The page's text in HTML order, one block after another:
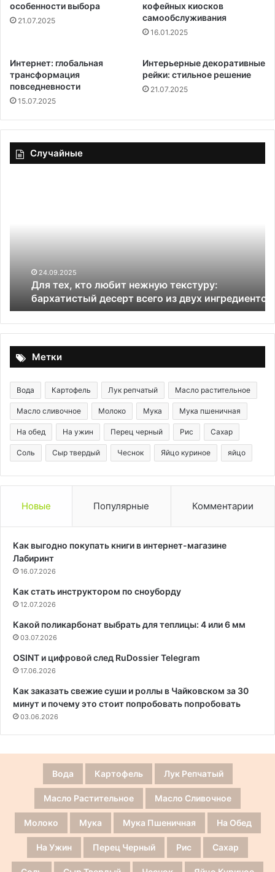
особенности выбора
21.07.2025
кофейных киосков
самообслуживания
16.01.2025
Интернет: глобальная
трансформация
повседневности
15.07.2025
Интерьерные декоративные
рейки: стильное решение
21.07.2025
Случайные
десерт
двух
ингредиентов
24.09.2025
Для тех, кто любит нежную текстуру:
бархатистый десерт всего из двух ингредиентов
от
в
Метки
Вода Картофель Лук репчатый Масло растительное
Масло сливочное Молоко Мука Мука пшеничная
На обед На ужин Перец черный Рис Сахар
Соль Сыр твердый Чеснок Яйцо куриное яйцо
Новые Популярные Комментарии
Как выгодно покупать книги в интернет-магазине
Лабиринт
16.07.2026
Как стать инструктором по сноуборду
12.07.2026
Какой поликарбонат выбрать для теплицы: 4 или 6 мм
03.07.2026
OSINT и цифровой след RuDossier Telegram
17.06.2026
Как заказать свежие суши и роллы в Чайковском за 30
минут и почему это стоит попробовать попробовать
03.06.2026
Вода Картофель Лук Репчатый
Масло Растительное Масло Сливочное
Молоко Мука Мука Пшеничная На Обед
На Ужин Перец Черный Рис Сахар